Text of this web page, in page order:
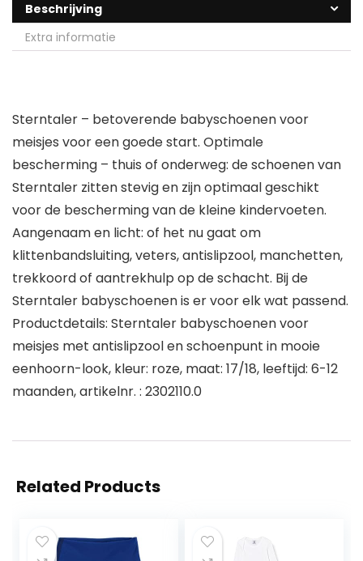
Beschrijving
Extra informatie
Sterntaler – betoverende babyschoenen voor
meisjes voor een goede start. Optimale
bescherming – thuis of onderweg: de schoenen van
Sterntaler zitten stevig en zijn optimaal geschikt
voor de bescherming van de kleine kindervoeten.
Aangenaam en licht: of het nu gaat om
klittenbandsluiting, veters, antislipzool, manchetten,
trekkoord of aantrekhulp op de schacht. Bij de
Sterntaler babyschoenen is er voor elk wat passend.
Productdetails: Sterntaler babyschoenen voor
meisjes met antislipzool en schoenpunt in mooie
eenhoorn-look, kleur: roze, maat: 17/18, leeftijd: 6-12
maanden, artikelnr. : 2302110.0
Related Products